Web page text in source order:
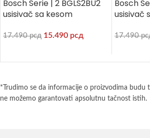
Bosch Serie | 2 BGLS2BU2
usisivač sa kesom
17.490рсд 15.490 рсд
Bosch
usisivač
17.490
*Trudimo se da informacije o proizvodima budu
ne možemo garantovati apsolutnu tačnost istih.